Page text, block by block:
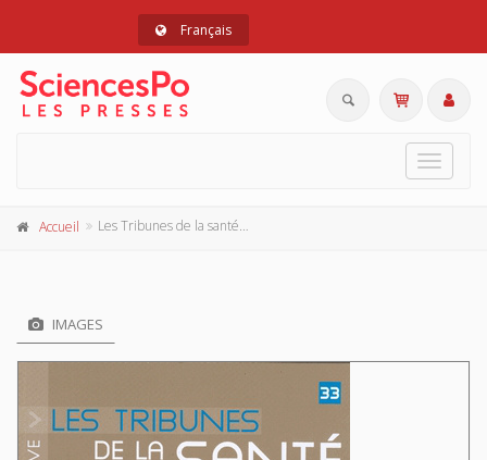
Français
Toggle
Accueil Les Tribunes de la santé - Sève 33, hiver 2011
IMAGES